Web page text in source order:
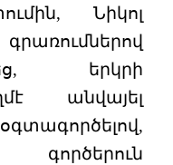
Նիկոլ
երկրի
անվայել
գործերուն